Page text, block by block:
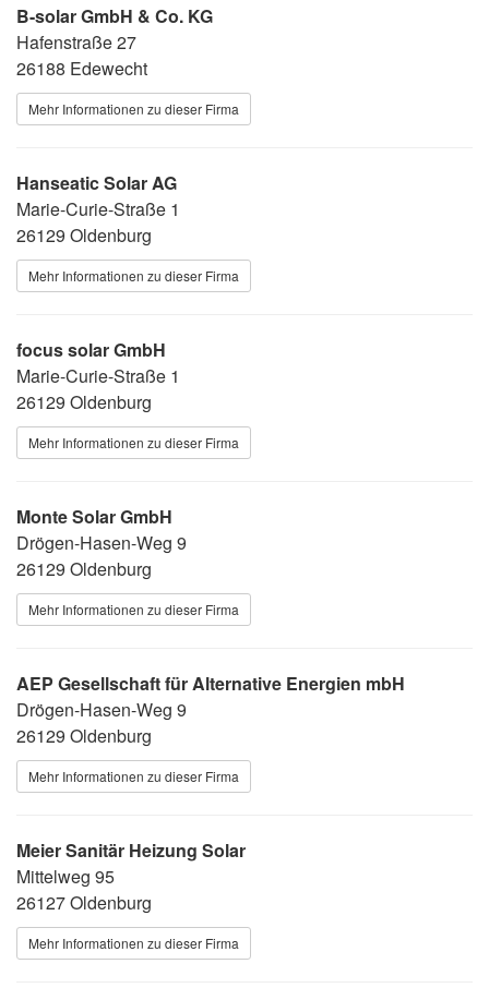
B-solar GmbH & Co. KG
Hafenstraße 27
26188 Edewecht
Mehr Informationen zu dieser Firma
Hanseatic Solar AG
Marie-Curie-Straße 1
26129 Oldenburg
Mehr Informationen zu dieser Firma
focus solar GmbH
Marie-Curie-Straße 1
26129 Oldenburg
Mehr Informationen zu dieser Firma
Monte Solar GmbH
Drögen-Hasen-Weg 9
26129 Oldenburg
Mehr Informationen zu dieser Firma
AEP Gesellschaft für Alternative Energien mbH
Drögen-Hasen-Weg 9
26129 Oldenburg
Mehr Informationen zu dieser Firma
Meier Sanitär Heizung Solar
Mittelweg 95
26127 Oldenburg
Mehr Informationen zu dieser Firma